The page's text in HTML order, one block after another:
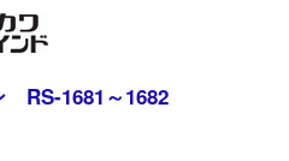
RS-1681～1682